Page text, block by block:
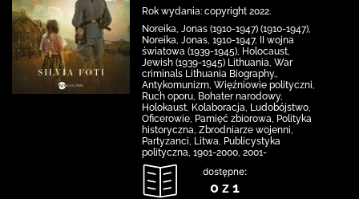
Rok wydania: copyright 2022.
Noreika, Jonas (1910-1947) (1910-1947),
Noreika, Jonas, 1910-1947, II wojna
światowa (1939-1945), Holocaust,
Jewish (1939-1945) Lithuania, War
criminals Lithuania Biography.,
Antykomunizm, Więźniowie polityczni,
Ruch oporu, Bohater narodowy,
Holokaust, Kolaboracja, Ludobójstwo,
Oficerowie, Pamięć zbiorowa, Polityka
historyczna, Zbrodniarze wojenni,
Partyzanci, Litwa, Publicystyka
polityczna, 1901-2000, 2001-
dostępne:
0 z 1